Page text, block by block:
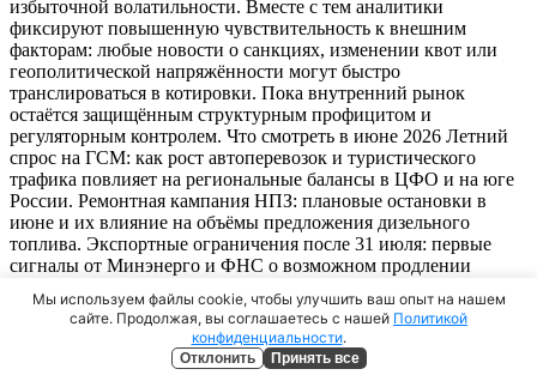
избыточной волатильности. Вместе с тем аналитики
фиксируют повышенную чувствительность к внешним
факторам: любые новости о санкциях, изменении квот или
геополитической напряжённости могут быстро
транслироваться в котировки. Пока внутренний рынок
остаётся защищённым структурным профицитом и
регуляторным контролем. Что смотреть в июне 2026 Летний
спрос на ГСМ: как рост автоперевозок и туристического
трафика повлияет на региональные балансы в ЦФО и на юге
России. Ремонтная кампания НПЗ: плановые остановки в
июне и их влияние на объёмы предложения дизельного
топлива. Экспортные ограничения после 31 июля: первые
сигналы от Минэнерго и ФНС о возможном продлении
мировые котировки: динамика экспортного паритета в
условиях летней волатильности на сырьевых рынках. Реакция
ФАС на розницу: будут ли применены предупредительные
меры при ускорении роста цен на АЗС в пиковый сезон.
Мы используем файлы cookie, чтобы улучшить ваш опыт на нашем
сайте. Продолжая, вы соглашаетесь с нашей Политикой
конфиденциальности.
Отклонить Принять все